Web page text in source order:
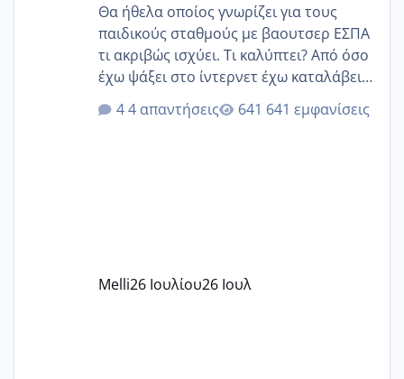
Θα ήθελα οποίος γνωρίζει για τους
παιδικούς σταθμούς με βαουτσερ ΕΣΠΑ
τι ακριβώς ισχύει. Τι καλύπτει? Από όσο
έχω ψάξει στο ίντερνετ έχω καταλάβει
ότι το βαουτσερ καλύπτει όλα τα
δίδακτρα και τα τροφεια του ιδιωτικού
Εγώ πήγα σε έναν ιδιωτικό παιδικό στ
4 απαντήσεις 641 εμφανίσεις
Melli26 Ιουλίου26 Ιουλ